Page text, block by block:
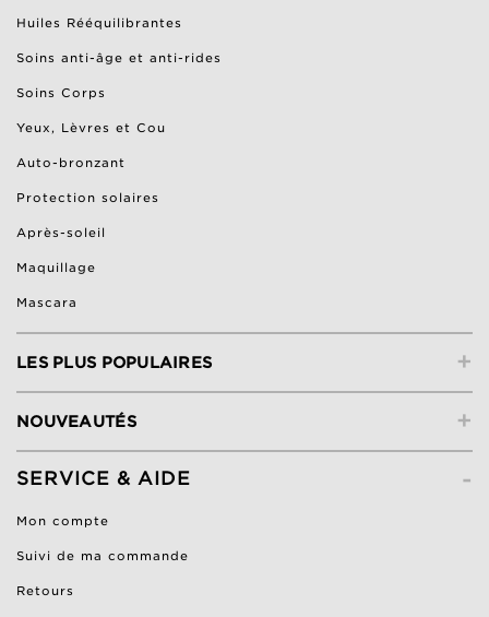
Huiles Rééquilibrantes
Soins anti-âge et anti-rides
Soins Corps
Yeux, Lèvres et Cou
Auto-bronzant
Protection solaires
Après-soleil
Maquillage
Mascara
+
LES PLUS POPULAIRES
+
NOUVEAUTÉS
-
SERVICE & AIDE
Mon compte
Suivi de ma commande
Retours